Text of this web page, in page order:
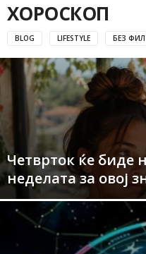
ХОРОСКОП
BLOG LIFESTYLE БЕЗ
Четврток ќе биде
неделата за овој